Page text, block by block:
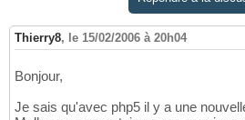
Thierry8, le 15/02/2006 à 20h04
Bonjour,
Je sais qu'avec php5 il y a une